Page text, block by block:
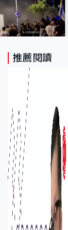
推薦閱讀